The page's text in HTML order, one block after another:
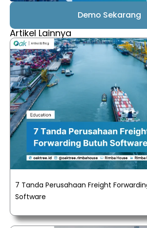
Demo Sekarang
Artikel Lainnya
7 Tanda Perusahaan Freight
Software